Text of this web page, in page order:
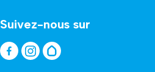
Suivez-nous sur